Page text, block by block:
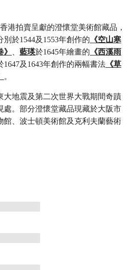
港拍賣呈獻的澄懷堂美術館藏品，
於1544及1553年創作的 《空山寒
藍瑛於1645年繪畫的 《西溪雨
1647及1643年創作的兩幅書法 《草
。
大地震及第二次世界大戰期間奇蹟
處。部分澄懷堂藏品現藏於大阪市
館、波士頓美術館及克利夫蘭藝術